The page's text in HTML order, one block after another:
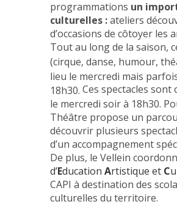
programmations un
culturelles :ateliers
d’occasions de côtoyer les
Tout au long de la saison,
(cirque, danse, humour,
lieu le mercredi mais
18h30. Ces spectacles
le mercredi soir à 18h30.
Théâtre propose un
découvrir plusieurs
d’un accompagnement
De plus, le Vellein
d’Education Artistique et C
CAPI à destination des
culturelles du territoire.